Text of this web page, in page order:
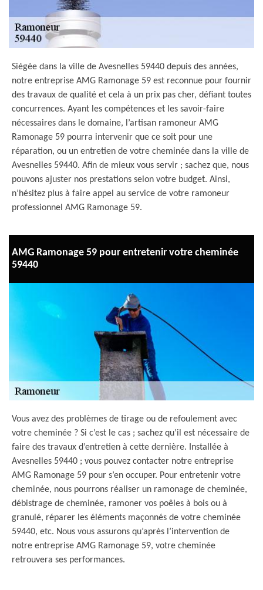
Siégée dans la ville de Avesnelles 59440 depuis des années,
notre entreprise AMG Ramonage 59 est reconnue pour fournir
des travaux de qualité et cela à un prix pas cher, défiant toutes
concurrences. Ayant les compétences et les savoir-faire
nécessaires dans le domaine, l’artisan ramoneur AMG
Ramonage 59 pourra intervenir que ce soit pour une
réparation, ou un entretien de votre cheminée dans la ville de
Avesnelles 59440. Afin de mieux vous servir ; sachez que, nous
pouvons ajuster nos prestations selon votre budget. Ainsi,
n’hésitez plus à faire appel au service de votre ramoneur
professionnel AMG Ramonage 59.
AMG Ramonage 59 pour entretenir votre cheminée
59440
Vous avez des problèmes de tirage ou de refoulement avec
votre cheminée ? Si c’est le cas ; sachez qu’il est nécessaire de
faire des travaux d’entretien à cette dernière. Installée à
Avesnelles 59440 ; vous pouvez contacter notre entreprise
AMG Ramonage 59 pour s’en occuper. Pour entretenir votre
cheminée, nous pourrons réaliser un ramonage de cheminée,
débistrage de cheminée, ramoner vos poêles à bois ou à
granulé, réparer les éléments maçonnés de votre cheminée
59440, etc. Nous vous assurons qu’après l’intervention de
notre entreprise AMG Ramonage 59, votre cheminée
retrouvera ses performances.